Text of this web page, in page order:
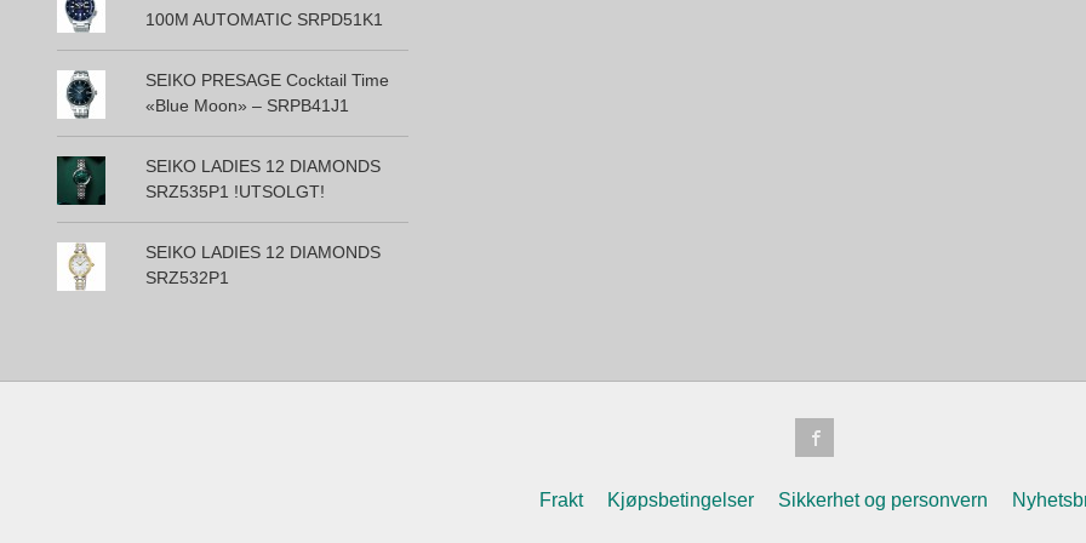
100M AUTOMATIC SRPD51K1
SEIKO PRESAGE Cocktail Time
«Blue Moon» – SRPB41J1
SEIKO LADIES 12 DIAMONDS
SRZ535P1 !UTSOLGT!
SEIKO LADIES 12 DIAMONDS
SRZ532P1
Frakt Kjøpsbetingelser Sikkerhet og personvern